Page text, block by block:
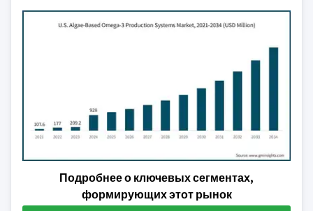
Подробнее о ключевых сегментах,
формирующих этот рынок